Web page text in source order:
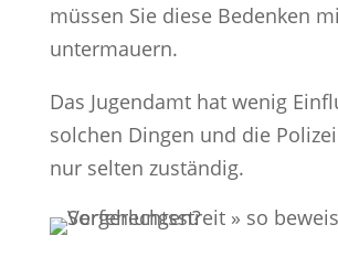
müssen Sie diese Bedenken
untermauern.
Das Jugendamt hat wenig
solchen Dingen und die
nur selten zuständig.